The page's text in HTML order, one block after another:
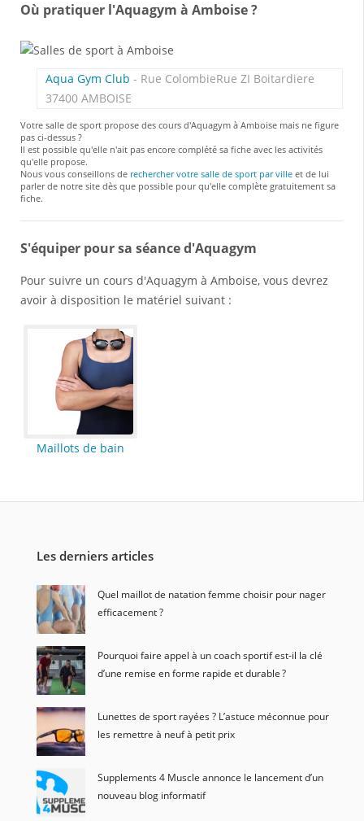
Où pratiquer l'Aquagym à Amboise ?
Aqua Gym Club - Rue ColombieRue ZI Boitardiere
37400 AMBOISE
Votre salle de sport propose des cours d'Aquagym à Amboise mais ne figure
pas ci-dessus ?
Il est possible qu'elle n'ait pas encore complété sa fiche avec les activités
qu'elle propose.
Nous vous conseillons de rechercher votre salle de sport par ville et de lui
parler de notre site dès que possible pour qu'elle complète gratuitement sa
fiche.
S'équiper pour sa séance d'Aquagym
Pour suivre un cours d'Aquagym à Amboise, vous devrez
avoir à disposition le matériel suivant :
Maillots de bain
Les derniers articles
Quel maillot de natation femme choisir pour nager
efficacement ?
Pourquoi faire appel à un coach sportif est-il la clé
d’une remise en forme rapide et durable ?
Lunettes de sport rayées ? L’astuce méconnue pour
les remettre à neuf à petit prix
Supplements 4 Muscle annonce le lancement d’un
nouveau blog informatif